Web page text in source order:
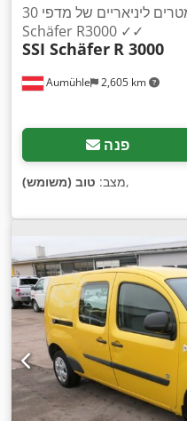
Aumühle 2,605 km
30 מטרים ליניאריים של מדפי Fachboden
Schäfer R3000 ✓✓
SSI Schäfer R 3000
פנה
מצב: טוב (משומש) ,